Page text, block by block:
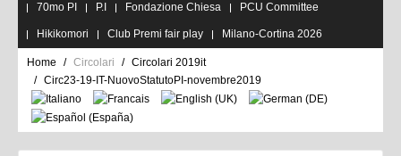
70mo PI P.I Fondazione Chiesa PCU Committee
Hikikomori Club Premi fair play Milano-Cortina 2026
Home Circolari
Circolari 2019it
Circ23-19-IT-NuovoStatutoPI-novembre2019